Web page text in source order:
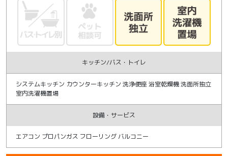
キッチン/バス・トイレ
システムキッチン カウンターキッチン 洗浄便座 浴室乾燥機 洗面所独立
室内洗濯機置場
設備・サービス
エアコン プロパンガス フローリング バルコニー